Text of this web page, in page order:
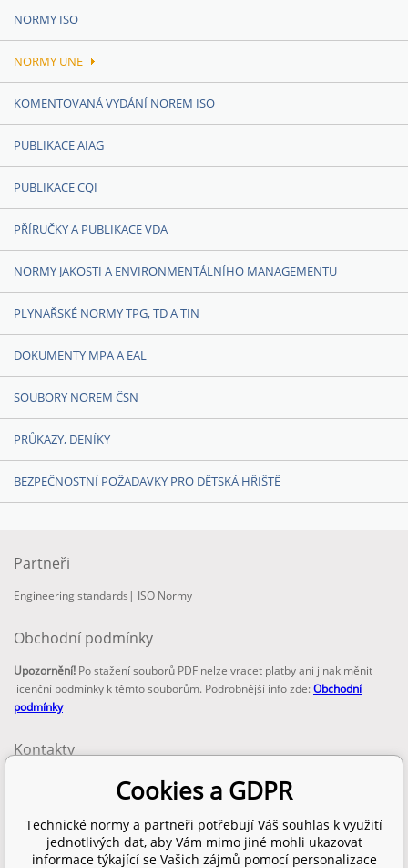
NORMY ISO
NORMY UNE
KOMENTOVANÁ VYDÁNÍ NOREM ISO
PUBLIKACE AIAG
PUBLIKACE CQI
PŘÍRUČKY A PUBLIKACE VDA
NORMY JAKOSTI A ENVIRONMENTÁLNÍHO MANAGEMENTU
PLYNAŘSKÉ NORMY TPG, TD A TIN
DOKUMENTY MPA A EAL
SOUBORY NOREM ČSN
PRŮKAZY, DENÍKY
BEZPEČNOSTNÍ POŽADAVKY PRO DĚTSKÁ HŘIŠTĚ
Partneři
Engineering standards | ISO Normy
Obchodní podmínky
Upozornění! Po stažení souborů PDF nelze vracet platby ani jinak měnit
licenční podmínky k těmto souborům. Podrobnější info zde:Obchodní
podmínky
Kontakty
info@technickenormy.cz
obchod@technickenormy.cz
Telefon:
+420 377 387 684
Cookies a GDPR
Technické normy a partneři potřebují Váš souhlas k využití
jednotlivých dat, aby Vám mimo jiné mohli ukazovat
informace týkající se Vašich zájmů pomocí personalizace